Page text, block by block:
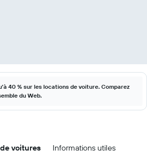
40 % sur les locations de voiture. Comparez
du Web.
voitures Informations utiles